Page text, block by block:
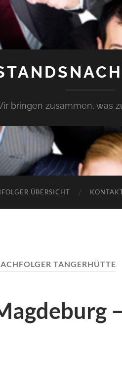
bringen zusammen, was
ÜBERSICHT
TANGERHÜTTE
–